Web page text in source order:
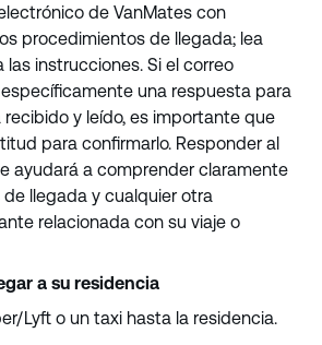
de VanMates con
procedimientos de llegada; lea
instrucciones. Si el correo
una respuesta para
y leído, es importante que
para confirmarlo. Responder al
ayudará a comprender claramente
llegada y cualquier otra
relacionada con su viaje o
a su residencia
Lyft o un taxi hasta la residencia.